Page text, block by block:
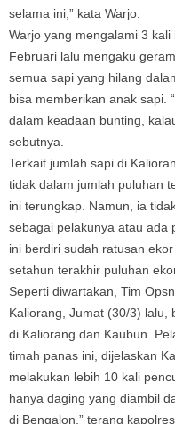
selama ini,” kata Warjo.
Warjo yang mengalami 3
Februari lalu mengaku
semua sapi yang hilang
bisa memberikan anak sapi.
dalam keadaan bunting,
sebutnya.
Terkait jumlah sapi di
tidak dalam jumlah puluhan
ini terungkap. Namun, ia
sebagai pelakunya atau ada
ini berdiri sudah ratusan
setahun terakhir puluhan
Seperti diwartakan, Tim
Kaliorang, Jumat (30/3) lalu,
di Kaliorang dan Kaubun.
timah panas ini, dijelaskan
melakukan lebih 10 kali
hanya daging yang diambil
di Bengalon,” terang kapolres.